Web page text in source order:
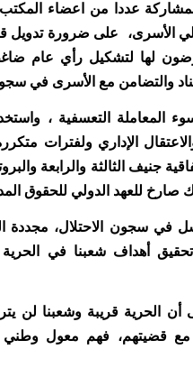
عددا من اعضاء المكتب
الأسرى، على ضرورة
لها لتشكيل رأي عام
والتضامن مع الأسرى في
التعسفية ، واستخدام
الإداري ولفترات
جنيف الثالثة والرابعة
صارخ للعهد الدولي للحقوق
في سجون الاحتلال، مجددة
أهداف شعبنا في الحرية
الحرية قريبة وشعبنا لن
قضيتهم، فهم معول وطني